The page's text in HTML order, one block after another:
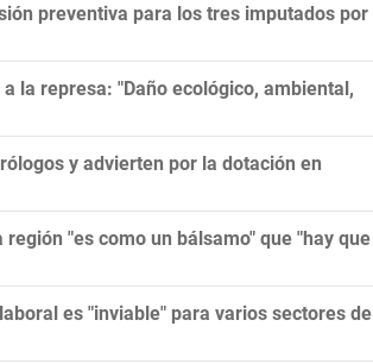
preventiva para los tres imputados por
la represa: "Daño ecológico, ambiental,
y advierten por la dotación en
"es como un bálsamo" que "hay que
es "inviable" para varios sectores de